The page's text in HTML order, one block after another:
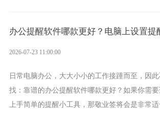
办公提醒软件哪款更好？电脑上设置提
2026-07-23 11:00:00
日常电脑办公，大大小小的工作接踵而至，因
找：靠谱的办公提醒软件哪款更好？如果你需
上手简单的提醒小工具，那敬业签将会是非常